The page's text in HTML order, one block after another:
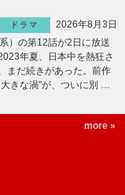
ドラマ
2026年8月3日
）の第12話が2日に放送
年夏、日本中を熱狂さ
まだ続きがあった。前作
きな渦”が、ついに別 …
more »